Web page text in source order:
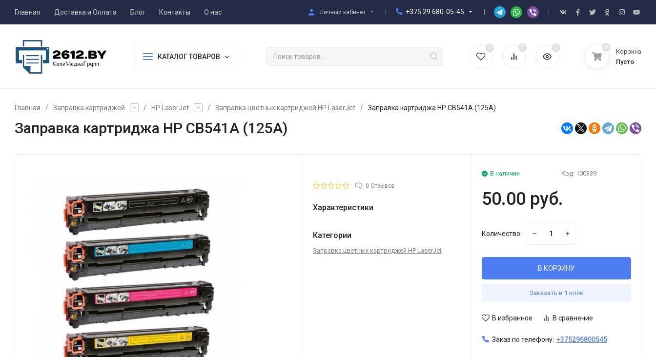
Главная Доставка и Оплата Блог Контакты О нас Личный кабинет +375 29 680-05-45
КАТАЛОГ ТОВАРОВ
0 0 0 0
Корзина
Пусто
Главная / Заправка картриджей / HP LaserJet / Заправка цветных картриджей HP LaserJet / Заправка картриджа HP CB541A (125A)
Заправка картриджа HP CB541A (125A)
0 Отзывов
Характеристики
Категории
Заправка цветных картриджей HP LaserJet
В наличии Код: 100339
50.00 руб.
Количество:
В КОРЗИНУ
Заказать в 1 клик
В избранное В сравнение
Заказ по телефону: +375296800545